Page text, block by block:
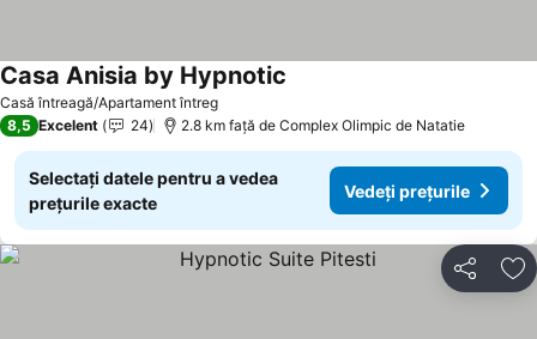
Casă întreagă/Apartament întreg
Casa Anisia by Hypnotic
8,5 Excelent 24 2.8 km faţă de Complex Olimpic de Natatie
Selectați datele pentru a vedea
prețurile exacte
Vedeți prețurile
Distribuiți